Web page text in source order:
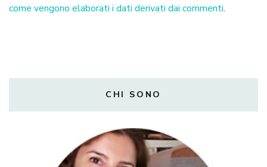
come vengono elaborati i dati derivati dai commenti.
CHI SONO